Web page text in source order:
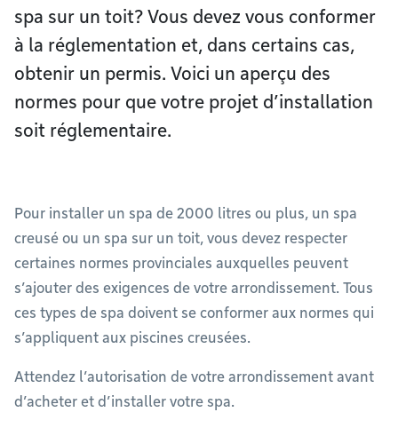
spa sur un toit? Vous devez vous conformer
à la réglementation et, dans certains cas,
obtenir un permis. Voici un aperçu des
normes pour que votre projet d’installation
soit réglementaire.
Pour installer un spa de 2000 litres ou plus, un spa
creusé ou un spa sur un toit, vous devez respecter
certaines normes provinciales auxquelles peuvent
s’ajouter des exigences de votre arrondissement. Tous
ces types de spa doivent se conformer aux normes qui
s’appliquent aux piscines creusées.
Attendez l’autorisation de votre arrondissement avant
d’acheter et d’installer votre spa.